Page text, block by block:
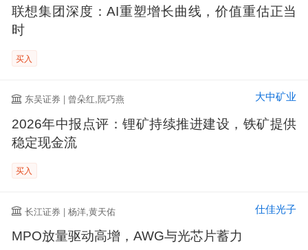
联想集团深度：AI重塑增长曲线，价值重估正当
时
买入
东吴证券 | 曾朵红,阮巧燕 大中矿业
2026年中报点评：锂矿持续推进建设，铁矿提供
稳定现金流
买入
长江证券 | 杨洋,黄天佑 仕佳光子
MPO放量驱动高增，AWG与光芯片蓄力